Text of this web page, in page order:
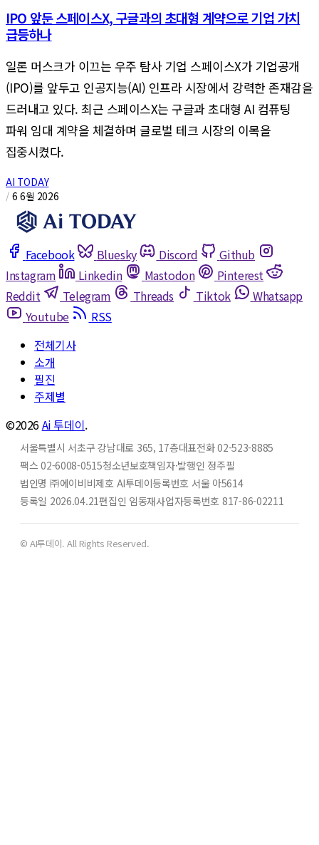
IPO 앞둔 스페이스X, 구글과의 초대형 계약으로 기업 가치
급등하나
일론 머스크가 이끄는 우주 탐사 기업 스페이스X가 기업공개
(IPO)를 앞두고 인공지능(AI) 인프라 시장에서 강력한 존재감을
드러내고 있다. 최근 스페이스X는 구글과 초대형 AI 컴퓨팅
파워 임대 계약을 체결하며 글로벌 테크 시장의 이목을
집중시켰다.
AI TODAY
/ 6 6월 2026
Facebook Bluesky Discord
Github
Instagram
Linkedin Mastodon
Pinterest
Reddit
Telegram Threads Tiktok
Whatsapp
Youtube
RSS
전체기사
소개
필진
주제별
©2026Ai 투데이.
서울특별시 서초구 강남대로 365, 17층대표전화 02-523-8885
팩스 02-6008-0515청소년보호책임자·발행인 정주필
법인명 ㈜에이비비제호 AI투데이등록번호 서울 아5614
등록일 2026.04.21편집인 임동재사업자등록번호 817-86-02211
© AI투데이. All Rights Reserved.